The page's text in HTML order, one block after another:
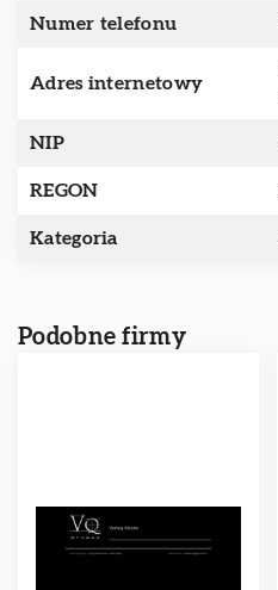
Numer telefonu
Adres internetowy
NIP
REGON
Kategoria
Podobne firmy